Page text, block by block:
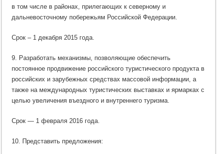
в том числе в районах, прилегающих к северному и
дальневосточному побережьям Российской Федерации.
Срок – 1 декабря 2015 года.
9. Разработать механизмы, позволяющие обеспечить
постоянное продвижение российского туристического продукта в
российских и зарубежных средствах массовой информации, а
также на международных туристических выставках и ярмарках с
целью увеличения въездного и внутреннего туризма.
Срок — 1 февраля 2016 года.
10. Представить предложения: